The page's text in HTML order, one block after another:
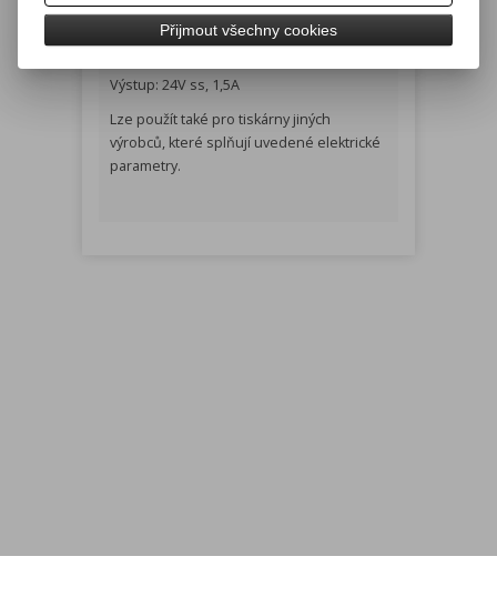
Vstup: 100-240V st 50/60Hz, 1,0A
Výstup: 24V ss, 1,5A
Lze použít také pro tiskárny jiných
výrobců, které splňují uvedené elektrické
parametry.
Přijmout všechny cookies